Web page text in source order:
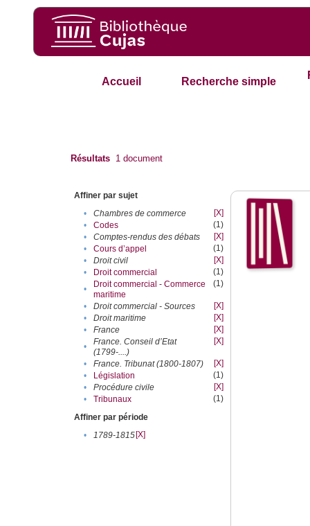
Accueil Recherche simple
Résultats 1 document
Affiner par sujet
•
Chambres de commerce
[X]
•
Codes
(1)
•
Comptes-rendus des débats
[X]
•
Cours d’appel
(1)
•
Droit civil
[X]
•
Droit commercial
(1)
•
Droit commercial - Commerce
maritime
(1)
• Droit commercial - Sources
[X]
•
Droit maritime
[X]
•
France
[X]
•
France. Conseil d’Etat
(1799-....)
[X]
• France. Tribunat (1800-1807)
[X]
•
Législation
(1)
•
Procédure civile
[X]
•
Tribunaux
(1)
Affiner par période
•
1789-1815[X]